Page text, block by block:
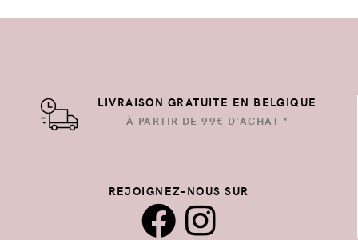
LIVRAISON GRATUITE EN BELGIQUE
À PARTIR DE 99€ D'ACHAT *
REJOIGNEZ-NOUS SUR